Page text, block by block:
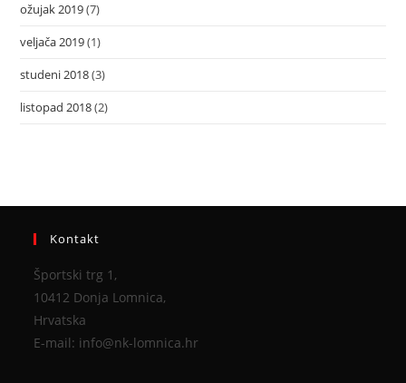
ožujak 2019(7)
veljača 2019(1)
studeni 2018(3)
listopad 2018(2)
Kontakt
Športski trg 1,
10412 Donja Lomnica,
Hrvatska
E-mail: info@nk-lomnica.hr